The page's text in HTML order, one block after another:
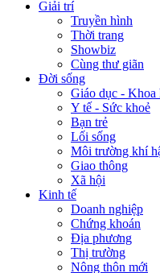
Giải trí
Truyền hình
Thời trang
Showbiz
Cùng thư giãn
Đời sống
Giáo dục - Khoa
Y tế - Sức khoẻ
Bạn trẻ
Lối sống
Môi trường khí
Giao thông
Xã hội
Kinh tế
Doanh nghiệp
Chứng khoán
Địa phương
Thị trường
Nông thôn mới